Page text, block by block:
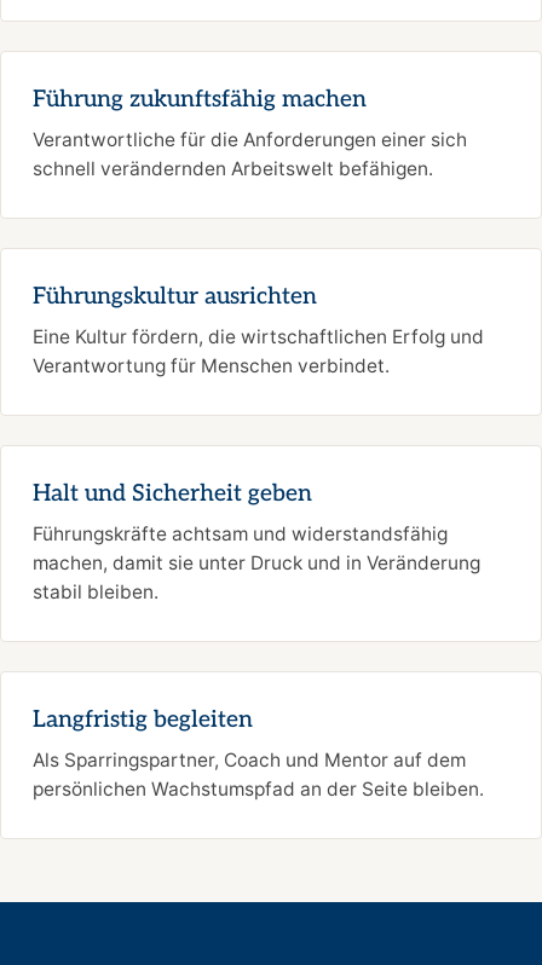
Führung zukunftsfähig machen
Verantwortliche für die Anforderungen einer sich
schnell verändernden Arbeitswelt befähigen.
Führungskultur ausrichten
Eine Kultur fördern, die wirtschaftlichen Erfolg und
Verantwortung für Menschen verbindet.
Halt und Sicherheit geben
Führungskräfte achtsam und widerstandsfähig
machen, damit sie unter Druck und in Veränderung
stabil bleiben.
Langfristig begleiten
Als Sparringspartner, Coach und Mentor auf dem
persönlichen Wachstumspfad an der Seite bleiben.